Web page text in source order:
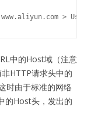
.aliyun .com >
中的Host域（注意
HTTP请求头中的
时由于标准的网络
的Host头，发出的